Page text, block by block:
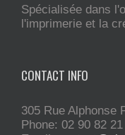
Spécialisée dans
l'imprimerie et la
CONTACT INFO
305 Rue Alphonse
Phone: 02 90 82